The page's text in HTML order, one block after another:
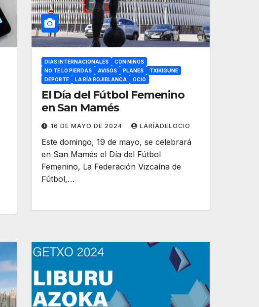
DÍAS INTERNACIONALES
CON NIÑOS
NO TE LO PIERDAS
AVISOS PLANES
TXIKIGUNE
DEPORTE
LA RÍA ROJIBLANCA OCIO
El Día del Fútbol Femenino
en San Mamés
16 DE MAYO DE 2024 LARÍADELOCIO
Este domingo, 19 de mayo, se celebrará
en San Mamés el Día del Fútbol
Femenino, La Federación Vizcaína de
Fútbol,…